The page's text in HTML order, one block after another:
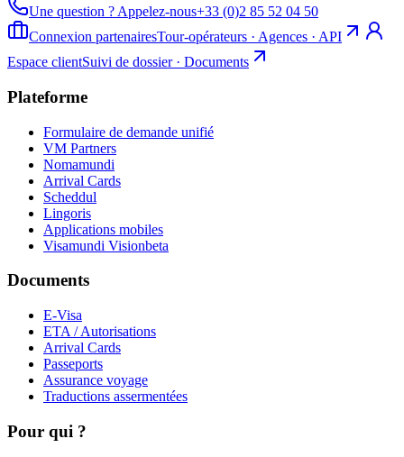
Une question ? Appelez-nous+33 (0)2 85 52 04 50
Connexion partenairesTour-opérateurs · Agences · API
Espace clientSuivi de dossier · Documents
Plateforme
Formulaire de demande unifié
VM Partners
Nomamundi
Arrival Cards
Scheddul
Lingoris
Applications mobiles
Visamundi Visionbeta
Documents
E-Visa
ETA / Autorisations
Arrival Cards
Passeports
Assurance voyage
Traductions assermentées
Pour qui ?